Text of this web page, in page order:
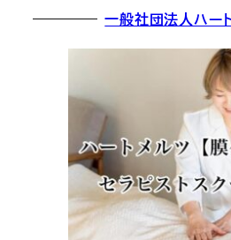
一般社団法人ハー